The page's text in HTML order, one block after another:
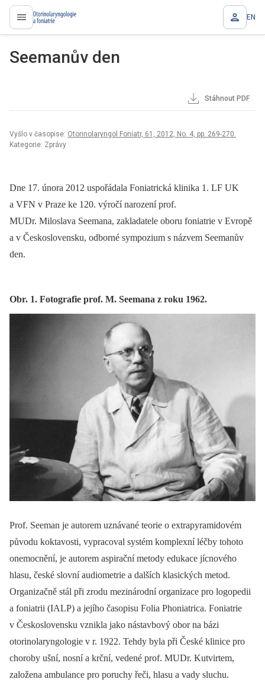
proLékaře.cz EN
Seemanův den
Stáhnout PDF
Vyšlo v časopise: Otorinolaryngol Foniatr, 61, 2012, No. 4, pp. 269-270.
Kategorie: Zprávy
Dne 17. února 2012 uspořádala Foniatrická klinika 1. LF UK
a VFN v Praze ke 120. výročí narození prof.
MUDr. Miloslava Seemana, zakladatele oboru foniatrie v Evropě
a v Československu, odborné sympozium s názvem Seemanův
den.
Obr. 1. Fotografie prof. M. Seemana z roku 1962.
Prof. Seeman je autorem uznávané teorie o extrapyramidovém
původu koktavosti, vypracoval systém komplexní léčby tohoto
onemocnění, je autorem aspirační metody edukace jícnového
hlasu, české slovní audiometrie a dalších klasických metod.
Organizačně stál při zrodu mezinárodní organizace pro logopedii
a foniatrii (IALP) a jejího časopisu Folia Phoniatrica. Foniatrie
v Československu vznikla jako nástavbový obor na bázi
otorinolaryngologie v r. 1922. Tehdy byla při České klinice pro
choroby ušní, nosní a krční, vedené prof. MUDr. Kutvirtem,
založena ambulance pro poruchy řeči, hlasu a vady sluchu.